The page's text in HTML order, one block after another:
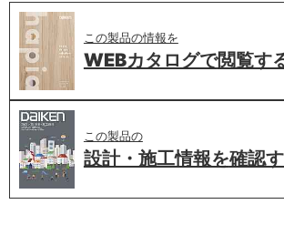
この製品の情報を
WEBカタログで閲覧す
この製品の
設計・施工情報を確認